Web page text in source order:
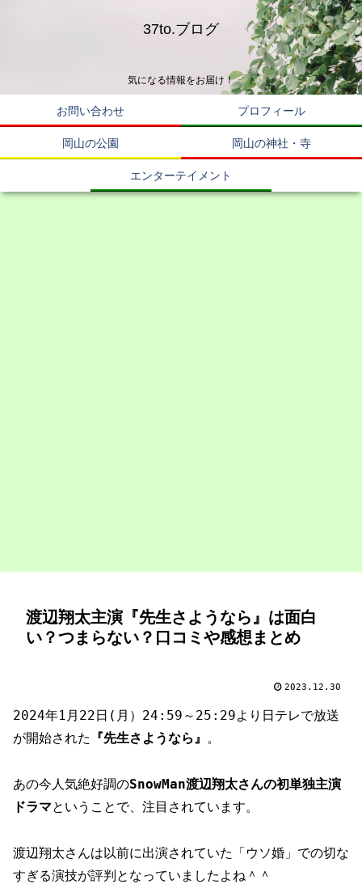
37to.ブログ
気になる情報をお届け！
お問い合わせ プロフィール
岡山の公園 岡山の神社・寺
エンターテイメント
渡辺翔太主演『先生さようなら』は面白
い？つまらない？口コミや感想まとめ
2023.12.30
2024年1月22日(月）24:59～25:29より日テレで放送
が開始された 『先生さようなら』 。
あの今人気絶好調のSnowMan渡辺翔太さんの初単独主演
ドラマということで、注目されています。
渡辺翔太さんは以前に出演されていた「ウソ婚」での切な
すぎる演技が評判となっていましたよね＾＾